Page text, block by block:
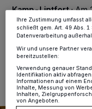
Kamp-Lintfort·Am
Bistro 26 der
Informationen finden Sie
Ihre Zustimmung umfasst
schließt gem. Art. 49 Abs. 1
Datenverarbeitung
Wir und unsere Partner
bereitzustellen:
Verwendung genauer
Identifikation aktiv
Informationen auf einem
Inhalte, Messung von
Inhalten,
von Angeboten.